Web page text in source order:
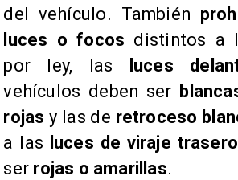
del vehículo. También
luces o focos distintos a
por ley, las
luces
vehículos deben ser
rojas y las de retroceso
a las luces de viraje trasero
ser rojas o amarillas.